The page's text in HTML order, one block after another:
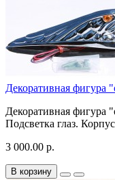
Декоративная фигура
Декоративная фигура
Подсветка глаз.
3 000.00 р.
В корзину